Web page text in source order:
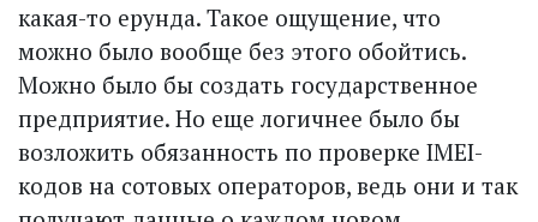
какая-то ерунда. Такое ощущение, что
можно было вообще без этого обойтись.
Можно было бы создать государственное
предприятие. Но еще логичнее было бы
возложить обязанность по проверке IMEI-
кодов на сотовых операторов, ведь они и так